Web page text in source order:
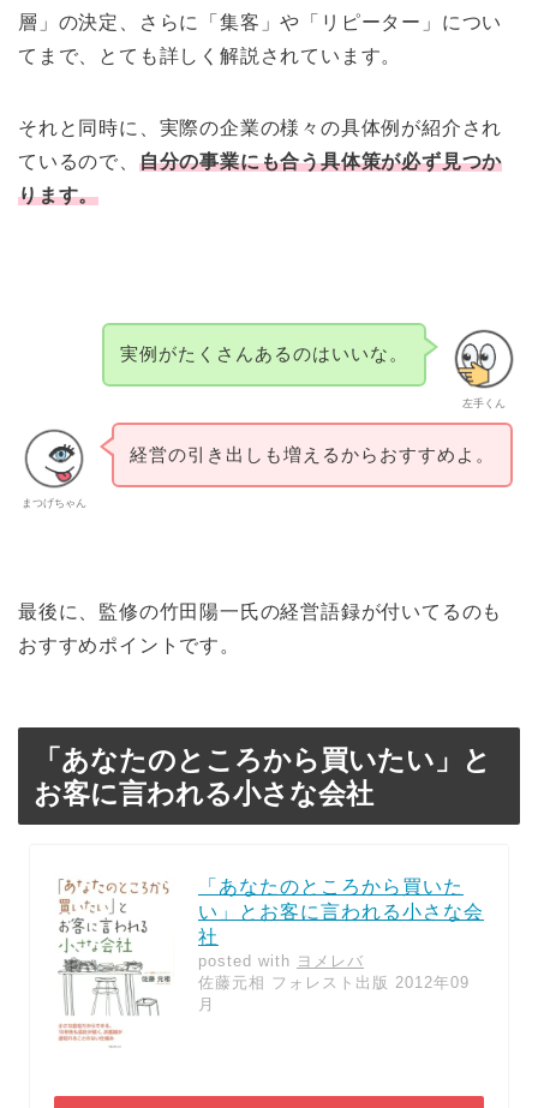
層」の決定、さらに「集客」や「リピーター」につい
てまで、とても詳しく解説されています。
それと同時に、実際の企業の様々の具体例が紹介され
ているので、 自分の事業にも合う具体策が必ず見つか
ります。
左手くん
実例がたくさんあるのはいいな。
まつげちゃん
経営の引き出しも増えるからおすすめよ。
最後に、監修の竹田陽一氏の経営語録が付いてるのも
おすすめポイントです。
「あなたのところから買いたい」と
お客に言われる小さな会社
「あなたのところから買いた
い」とお客に言われる小さな会
社
posted with ヨメレバ
佐藤元相 フォレスト出版 2012年09
月